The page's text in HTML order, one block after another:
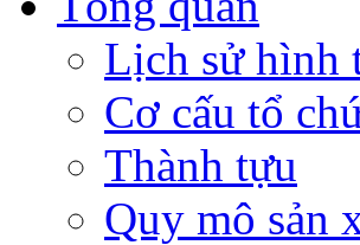
Lịch sử hình
Cơ cấu tổ
Thành tựu
Quy mô sản